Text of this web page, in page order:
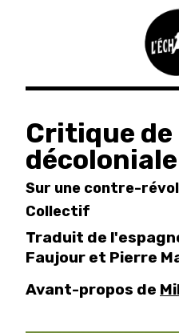
Aller
contenu
principal
Critique de
décoloniale
Sur une contre-
Collectif
Traduit de
Faujour et Pierre
Avant-propos de